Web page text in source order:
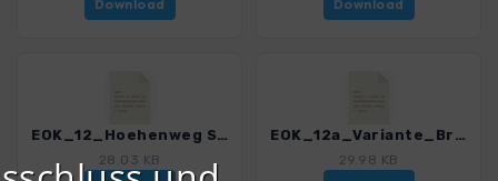
Download
Download
EOK_12_Hoehenweg Soellereck Riezlern_3121_3.gpx
28.03 KB
EOK_12a_Variante_Breitachklamm_3121_3.gpx
29.98 KB